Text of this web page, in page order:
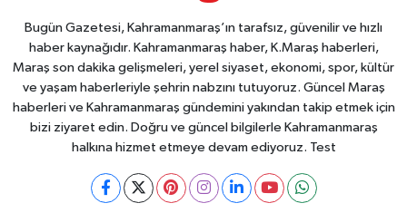
Bugün Gazetesi, Kahramanmaraş’ın tarafsız, güvenilir ve hızlı
haber kaynağıdır. Kahramanmaraş haber, K.Maraş haberleri,
Maraş son dakika gelişmeleri, yerel siyaset, ekonomi, spor, kültür
ve yaşam haberleriyle şehrin nabzını tutuyoruz. Güncel Maraş
haberleri ve Kahramanmaraş gündemini yakından takip etmek için
bizi ziyaret edin. Doğru ve güncel bilgilerle Kahramanmaraş
halkına hizmet etmeye devam ediyoruz. Test